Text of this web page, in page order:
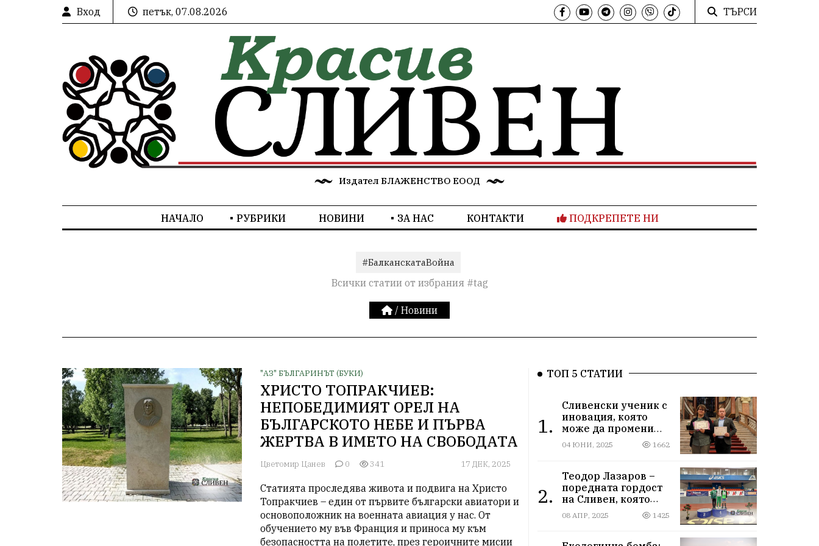
Вход петък, 07.08.2026 ТЪРСИ
Издател БЛАЖЕНСТВО ЕООД
НАЧАЛО РУБРИКИ НОВИНИ ЗА НАС КОНТАКТИ ПОДКРЕПЕТЕ НИ
#БалканскатаВойна
Всички статии от избрания #tag
/ Новини
"АЗ" БЪЛГАРИНЪТ (БУКИ)
ХРИСТО ТОПРАКЧИЕВ:
НЕПОБЕДИМИЯТ ОРЕЛ НА
БЪЛГАРСКОТО НЕБЕ И ПЪРВА
ЖЕРТВА В ИМЕТО НА СВОБОДАТА​
Цветомир Цанев 0 341 17 ДЕК, 2025
Статията проследява живота и подвига на Христо
Топракчиев – един от първите български авиатори и
основоположник на военната авиация у нас. От
обучението му във Франция и приноса му към
безопасността на полетите, през героичните мисии
ТОП 5 СТАТИИ
1.
Сливенски ученик с
иновация, която
може да промени
света!
04 ЮНИ, 2025 1662
2.
Теодор Лазаров –
поредната гордост
на Сливен, която
лети към бъдещето
08 АПР, 2025 1425